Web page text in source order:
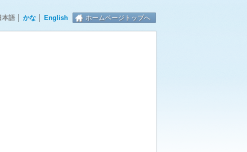
本語 かな English ホームページトップへ